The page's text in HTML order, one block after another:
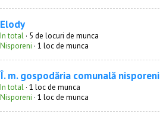
Elody
In total · 5 de locuri de munca
Nisporeni · 1 loc de munca
Î. m. gospodăria comunală nisporeni
In total · 1 loc de munca
Nisporeni · 1 loc de munca